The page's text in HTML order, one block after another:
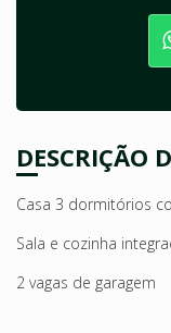
DESCRIÇÃO
Casa 3 dormitórios
Sala e cozinha
2 vagas de garagem